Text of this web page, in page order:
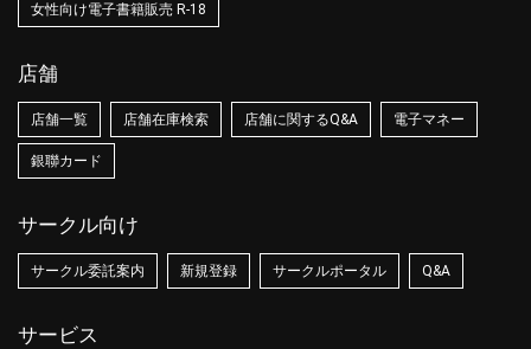
女性向け電子書籍販売 R-18
店舗
店舗一覧 店舗在庫検索 店舗に関するQ&A 電子マネー
銀聯カード
サークル向け
サークル委託案内 新規登録 サークルポータル Q&A
サービス